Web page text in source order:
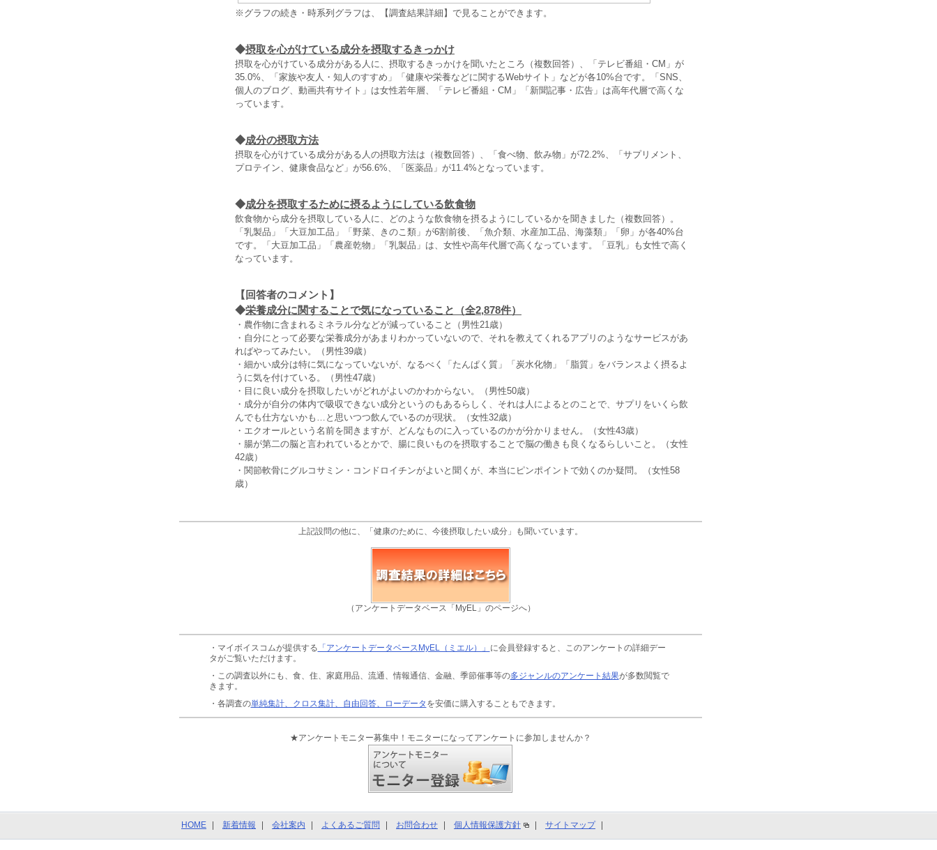
※グラフの続き・時系列グラフは、【調査結果詳細】で見ることができます。
◆摂取を心がけている成分を摂取するきっかけ
摂取を心がけている成分がある人に、摂取するきっかけを聞いたところ（複数回答）、「テレビ番組・CM」が
35.0%、「家族や友人・知人のすすめ」「健康や栄養などに関するWebサイト」などが各10%台です。「SNS、
個人のブログ、動画共有サイト」は女性若年層、「テレビ番組・CM」「新聞記事・広告」は高年代層で高くな
っています。
◆成分の摂取方法
摂取を心がけている成分がある人の摂取方法は（複数回答）、「食べ物、飲み物」が72.2%、「サプリメント、
プロテイン、健康食品など」が56.6%、「医薬品」が11.4%となっています。
◆成分を摂取するために摂るようにしている飲食物
飲食物から成分を摂取している人に、どのような飲食物を摂るようにしているかを聞きました（複数回答）。
「乳製品」「大豆加工品」「野菜、きのこ類」が6割前後、「魚介類、水産加工品、海藻類」「卵」が各40%台
です。「大豆加工品」「農産乾物」「乳製品」は、女性や高年代層で高くなっています。「豆乳」も女性で高く
なっています。
【回答者のコメント】
◆栄養成分に関することで気になっていること（全2,878件）
・農作物に含まれるミネラル分などが減っていること（男性21歳）
・自分にとって必要な栄養成分があまりわかっていないので、それを教えてくれるアプリのようなサービスがあ
ればやってみたい。（男性39歳）
・細かい成分は特に気になっていないが、なるべく「たんぱく質」「炭水化物」「脂質」をバランスよく摂るよ
うに気を付けている。（男性47歳）
・目に良い成分を摂取したいがどれがよいのかわからない。（男性50歳）
・成分が自分の体内で吸収できない成分というのもあるらしく、それは人によるとのことで、サプリをいくら飲
んでも仕方ないかも…と思いつつ飲んでいるのが現状。（女性32歳）
・エクオールという名前を聞きますが、どんなものに入っているのかが分かりません。（女性43歳）
・腸が第二の脳と言われているとかで、腸に良いものを摂取することで脳の働きも良くなるらしいこと。（女性
42歳）
・関節軟骨にグルコサミン・コンドロイチンがよいと聞くが、本当にピンポイントで効くのか疑問。（女性58
歳）
上記設問の他に、「健康のために、今後摂取したい成分」も聞いています。
（アンケートデータベース「MyEL」のページへ）
・マイボイスコムが提供する 「アンケートデータベースMyEL（ミエル）」 に会員登録すると、このアンケートの詳細デー
タがご覧いただけます。
・この調査以外にも、食、住、家庭用品、流通、情報通信、金融、季節催事等の多ジャンルのアンケート結果が多数閲覧で
きます。
・各調査の単純集計、クロス集計、自由回答、ローデータ を安価に購入することもできます。
★アンケートモニター募集中！モニターになってアンケートに参加しませんか？
HOME 新着情報 会社案内 よくあるご質問 お問合わせ 個人情報保護方針 サイトマップ